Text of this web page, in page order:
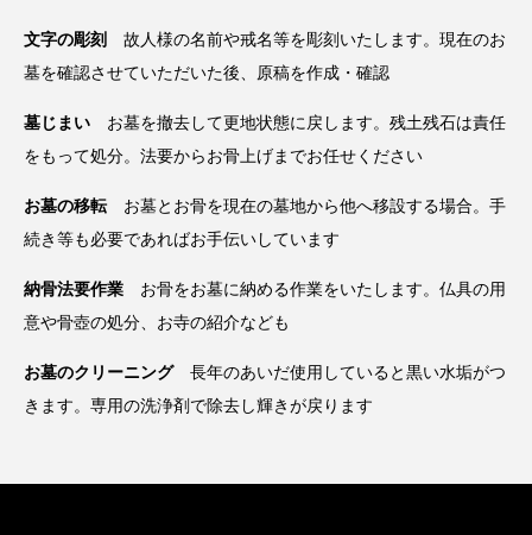
文字の彫刻
故人様の名前や戒名等を彫刻いたします。現在のお
墓を確認させていただいた後、原稿を作成・確認
墓じまい お墓を撤去して更地状態に戻します。残土残石は責任
をもって処分。法要からお骨上げまでお任せください
お墓の移転お墓とお骨を現在の墓地から他へ移設する場合。手
続き等も必要であればお手伝いしています
納骨法要作業 お骨をお墓に納める作業をいたします。仏具の用
意や骨壺の処分、お寺の紹介なども
お墓のクリーニング長年のあいだ使用していると黒い水垢がつ
きます。専用の洗浄剤で除去し輝きが戻ります